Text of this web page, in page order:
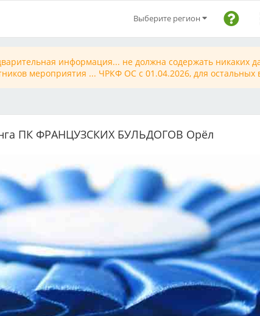
Выберите регион
информация... не должна содержать никаких
мероприятия ... ЧРКФ ОС с 01.04.2026, для остальных
ПК ФРАНЦУЗСКИХ БУЛЬДОГОВ Орёл